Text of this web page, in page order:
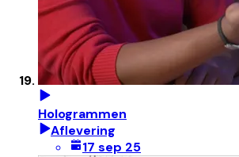
Hologrammen
Aflevering
17 sep 25